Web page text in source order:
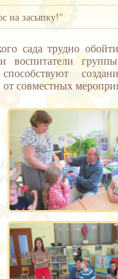
на засыпку!"
сада трудно
воспитатели
способствуют
совместных